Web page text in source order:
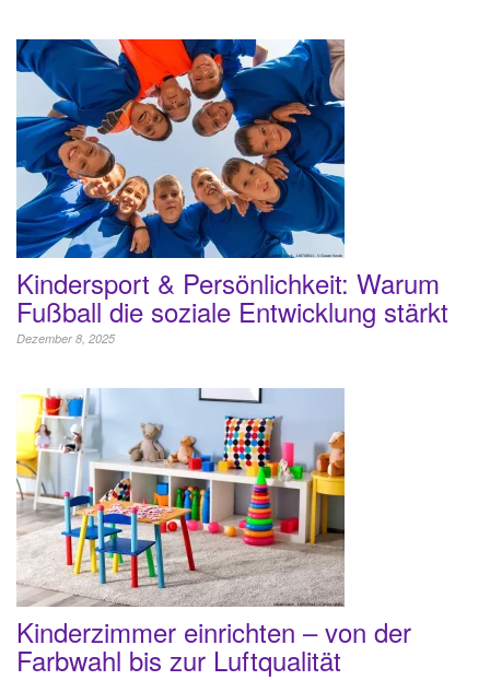
Kindersport & Persönlichkeit: Warum
Fußball die soziale Entwicklung stärkt
Dezember 8, 2025
Kinderzimmer einrichten – von der
Farbwahl bis zur Luftqualität